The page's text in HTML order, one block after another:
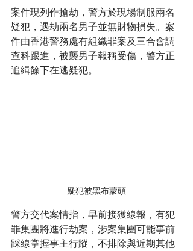
案件現列作搶劫，警方於現場制服兩名
疑犯，遇劫兩名男子並無財物損失。案
件由香港警務處有組織罪案及三合會調
查科跟進，被襲男子報稱受傷，警方正
追緝餘下在逃疑犯。
疑犯被黑布蒙頭
警方交代案情指，早前接獲線報，有犯
罪集團將進行劫案，涉案集團可能事前
踩線掌握事主行蹤，不排除與近期其他